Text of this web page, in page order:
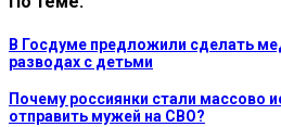
В Госдуме предложили сделать
разводах с детьми
Почему россиянки стали массово
отправить мужей на СВО?